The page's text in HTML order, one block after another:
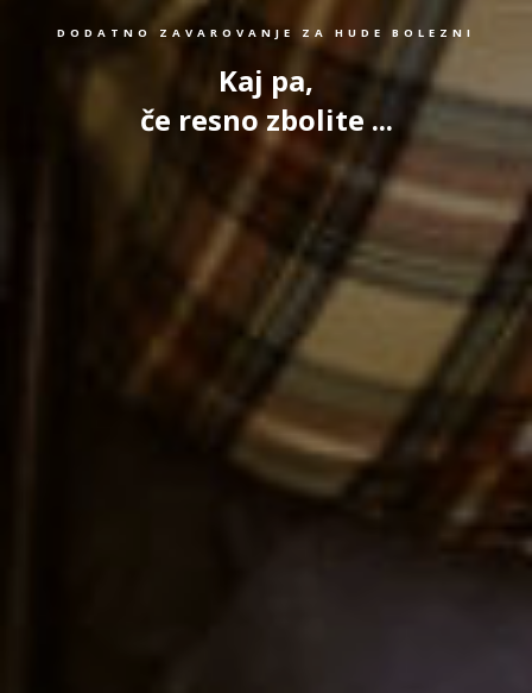
DODATNO ZAVAROVANJE ZA HUDE BOLEZNI
Kaj pa,
če resno zbolite ...